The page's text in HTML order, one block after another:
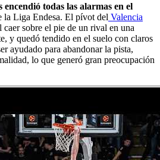
encendió todas las alarmas en el
la Liga Endesa. El pívot del Valencia
sobre el pie de un rival en una
y quedó tendido en el suelo con claros
ayudado para abandonar la pista,
lo que generó gran preocupación